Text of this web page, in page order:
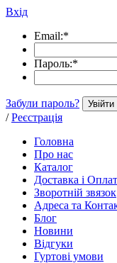
Вхід
Email:*
Пароль:*
Забули пароль? Увійти
/ Реєстрація
Головна
Про нас
Каталог
Доставка і
Зворотній звязок
Адреса та
Блог
Новини
Відгуки
Гуртові умови